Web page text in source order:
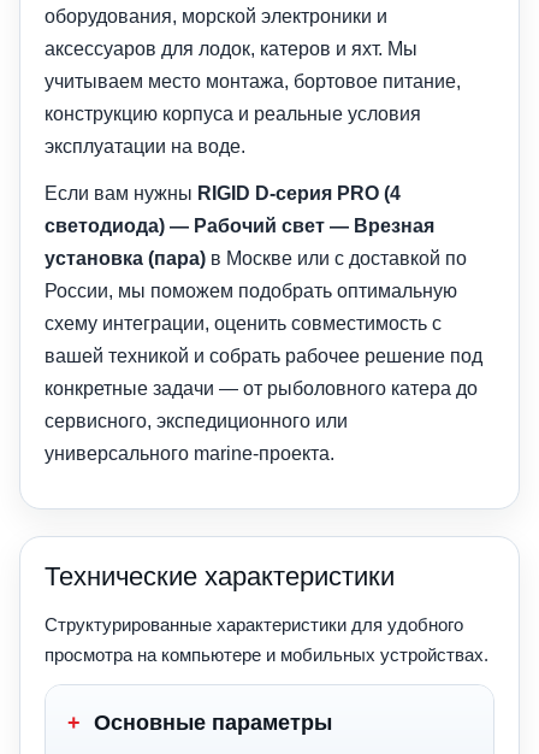
оборудования, морской электроники и
аксессуаров для лодок, катеров и яхт. Мы
учитываем место монтажа, бортовое питание,
конструкцию корпуса и реальные условия
эксплуатации на воде.
Если вам нужны RIGID D-серия PRO (4
светодиода) — Рабочий свет — Врезная
установка (пара) в Москве или с доставкой по
России, мы поможем подобрать оптимальную
схему интеграции, оценить совместимость с
вашей техникой и собрать рабочее решение под
конкретные задачи — от рыболовного катера до
сервисного, экспедиционного или
универсального marine-проекта.
Технические характеристики
Структурированные характеристики для удобного
просмотра на компьютере и мобильных устройствах.
+ Основные параметры